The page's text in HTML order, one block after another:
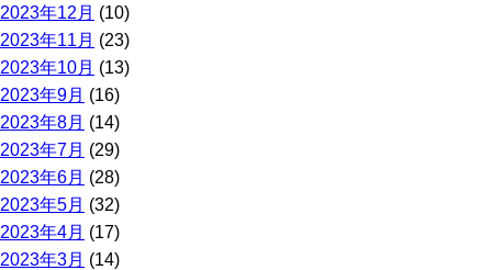
2023年12月 (10)
2023年11月 (23)
2023年10月 (13)
2023年9月 (16)
2023年8月 (14)
2023年7月 (29)
2023年6月 (28)
2023年5月 (32)
2023年4月 (17)
2023年3月 (14)